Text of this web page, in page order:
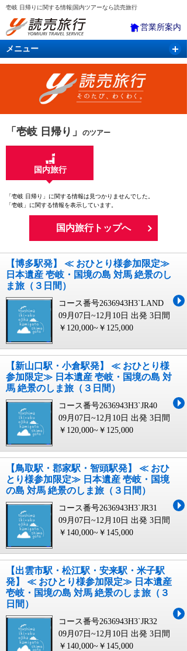
壱岐 日帰りに関する情報|国内ツアーなら読売旅行
営業所案内
メニュー
国内旅行 バスツアー 海外旅行
「壱岐 日帰り」 のツアー
国内旅行
「壱岐 日帰り」に関する情報は見つかりませんでした。
「壱岐」に関する情報を表示しています。
国内旅行トップへ
【博多駅発】 ≪ おひとり様参加限定≫
日本遺産 壱岐・国境の島 対馬 絶景のし
ま旅（３日間）
コース番号2636943H3`LAND
09月07日~12月10日 出発 3日間
￥120,000~￥125,000
【新山口駅・小倉駅発】 ≪ おひとり様
参加限定≫ 日本遺産 壱岐・国境の島 対
馬 絶景のしま旅（３日間）
コース番号2636943H3`JR40
09月07日~12月10日 出発 3日間
￥120,000~￥125,000
【鳥取駅・郡家駅・智頭駅発】 ≪ おひ
とり様参加限定≫ 日本遺産 壱岐・国境
の島 対馬 絶景のしま旅（３日間）
コース番号2636943H3`JR31
09月07日~12月10日 出発 3日間
￥140,000~￥145,000
【出雲市駅・松江駅・安来駅・米子駅
発】 ≪ おひとり様参加限定≫ 日本遺産
壱岐・国境の島 対馬 絶景のしま旅（３
日間）
コース番号2636943H3`JR32
09月07日~12月10日 出発 3日間
￥140,000~￥145,000